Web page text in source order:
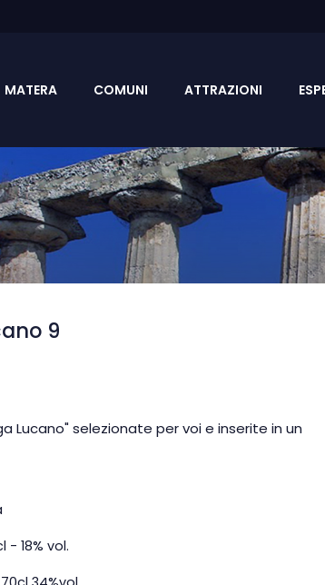
MATERA COMUNI ATTRAZIONI
9
Lucano" selezionate per voi e inserite in un
18% vol.